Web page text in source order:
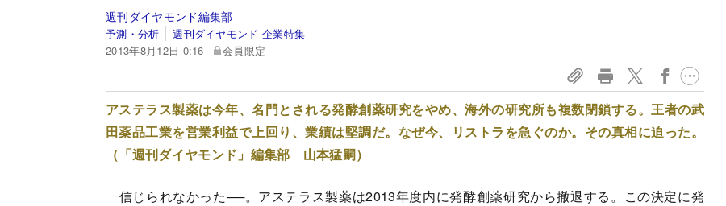
週刊ダイヤモンド編集部
予測・分析
週刊ダイヤモンド 企業特集
2013年8月12日 0:16
会員限定
アステラス製薬は今年、名門とされる発酵創薬研究をやめ、海外の研究所も複数閉鎖する。王者の武
田薬品工業を営業利益で上回り、業績は堅調だ。なぜ今、リストラを急ぐのか。その真相に迫った。
（「週刊ダイヤモンド」編集部 山本猛嗣）
信じられなかった──。アステラス製薬は2013年度内に発酵創薬研究から撤退する。この決定に発